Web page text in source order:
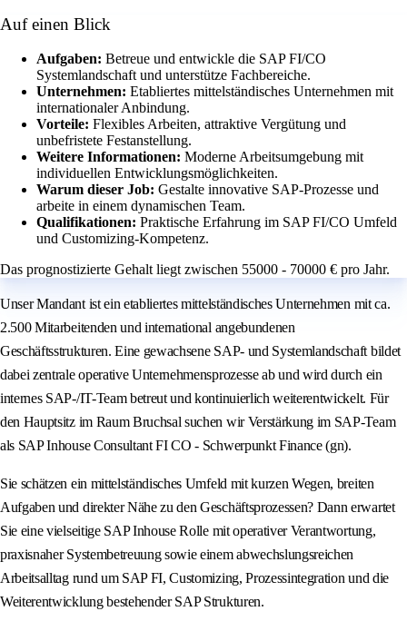
Auf einen Blick
Aufgaben: Betreue und entwickle die SAP FI/CO
Systemlandschaft und unterstütze Fachbereiche.
Unternehmen: Etabliertes mittelständisches Unternehmen mit
internationaler Anbindung.
Vorteile: Flexibles Arbeiten, attraktive Vergütung und
unbefristete Festanstellung.
Weitere Informationen: Moderne Arbeitsumgebung mit
individuellen Entwicklungsmöglichkeiten.
Warum dieser Job: Gestalte innovative SAP-Prozesse und
arbeite in einem dynamischen Team.
Qualifikationen: Praktische Erfahrung im SAP FI/CO Umfeld
und Customizing-Kompetenz.
Das prognostizierte Gehalt liegt zwischen 55000 - 70000 € pro Jahr.
Unser Mandant ist ein etabliertes mittelständisches Unternehmen mit ca.
2.500 Mitarbeitenden und international angebundenen
Geschäftsstrukturen. Eine gewachsene SAP- und Systemlandschaft bildet
dabei zentrale operative Unternehmensprozesse ab und wird durch ein
internes SAP-/IT-Team betreut und kontinuierlich weiterentwickelt. Für
den Hauptsitz im Raum Bruchsal suchen wir Verstärkung im SAP-Team
als SAP Inhouse Consultant FI CO - Schwerpunkt Finance (gn).
Sie schätzen ein mittelständisches Umfeld mit kurzen Wegen, breiten
Aufgaben und direkter Nähe zu den Geschäftsprozessen? Dann erwartet
Sie eine vielseitige SAP Inhouse Rolle mit operativer Verantwortung,
praxisnaher Systembetreuung sowie einem abwechslungsreichen
Arbeitsalltag rund um SAP FI, Customizing, Prozessintegration und die
Weiterentwicklung bestehender SAP Strukturen.